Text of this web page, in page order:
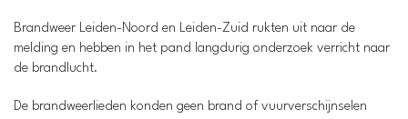
Brandweer Leiden-Noord en Leiden-Zuid rukten uit naar de
melding en hebben in het pand langdurig onderzoek verricht naar
de brandlucht.
De brandweerlieden konden geen brand of vuurverschijnselen